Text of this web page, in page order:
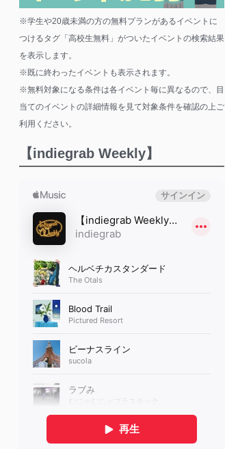
※学生や20歳未満の方の無料プランがあるイベントに
つけるタグ「高校生無料」がついたイベントの検索結果
を表示します。
※既に終わったイベントも表示されます。
※無料対象になる条件は各イベント毎に異なるので、目
当てのイベントの詳細情報を見て対象条件を確認の上ご
利用ください。
【indiegrab Weekly】